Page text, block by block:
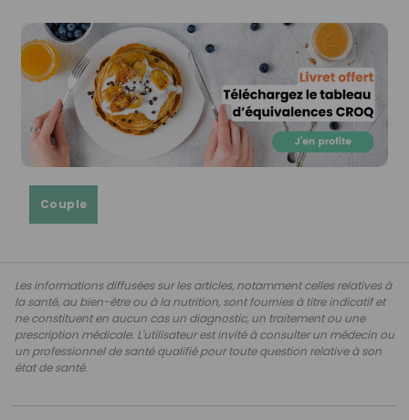
Couple
Les informations diffusées sur les articles, notamment celles relatives à
la santé, au bien-être ou à la nutrition, sont fournies à titre indicatif et
ne constituent en aucun cas un diagnostic, un traitement ou une
prescription médicale. L'utilisateur est invité à consulter un médecin ou
un professionnel de santé qualifié pour toute question relative à son
état de santé.